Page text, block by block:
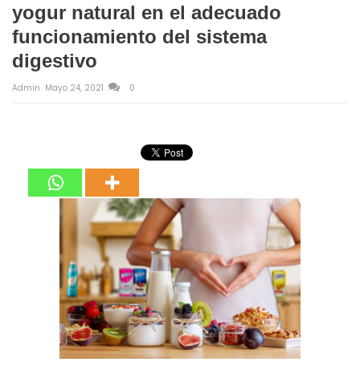
yogur natural en el adecuado
funcionamiento del sistema
digestivo
Admin Mayo 24, 2021 0